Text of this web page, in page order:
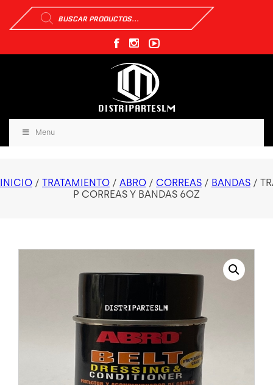
Búsqueda
de
productos
Menu
INICIO / TRATAMIENTO / ABRO / CORREAS / BANDAS /
P CORREAS Y BANDAS 6OZ